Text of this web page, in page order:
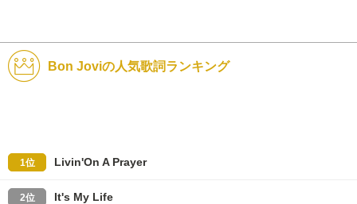
Bon Joviの人気歌詞ランキング
1位 Livin'On A Prayer
2位 It's My Life